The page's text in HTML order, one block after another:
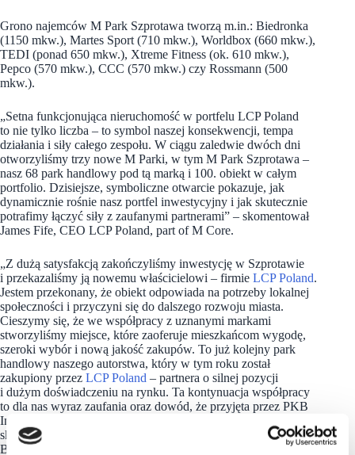
Grono najemców M Park Szprotawa tworzą m.in.: Biedronka
(1150 mkw.), Martes Sport (710 mkw.), Worldbox (660 mkw.),
TEDI (ponad 650 mkw.), Xtreme Fitness (ok. 610 mkw.),
Pepco (570 mkw.), CCC (570 mkw.) czy Rossmann (500
mkw.).
„Setna funkcjonująca nieruchomość w portfelu LCP Poland
to nie tylko liczba – to symbol naszej konsekwencji, tempa
działania i siły całego zespołu. W ciągu zaledwie dwóch dni
otworzyliśmy trzy nowe M Parki, w tym M Park Szprotawa –
nasz 68 park handlowy pod tą marką i 100. obiekt w całym
portfolio. Dzisiejsze, symboliczne otwarcie pokazuje, jak
dynamicznie rośnie nasz portfel inwestycyjny i jak skutecznie
potrafimy łączyć siły z zaufanymi partnerami” – skomentował
James Fife, CEO LCP Poland, part of M Core.
„Z dużą satysfakcją zakończyliśmy inwestycję w Szprotawie
i przekazaliśmy ją nowemu właścicielowi – firmie LCP Poland.
Jestem przekonany, że obiekt odpowiada na potrzeby lokalnej
społeczności i przyczyni się do dalszego rozwoju miasta.
Cieszymy się, że we współpracy z uznanymi markami
stworzyliśmy miejsce, które zaoferuje mieszkańcom wygodę,
szeroki wybór i nową jakość zakupów. To już kolejny park
handlowy naszego autorstwa, który w tym roku został
zakupiony przez LCP Poland – partnera o silnej pozycji
i dużym doświadczeniu na rynku. Ta kontynuacja współpracy
to dla nas wyraz zaufania oraz dowód, że przyjęta przez PKB
Inwest Budowa strategia przynosi założone efekty” –
skomentował Jacek Ostwald, komplementariusz PKB Inwest
Budowa.